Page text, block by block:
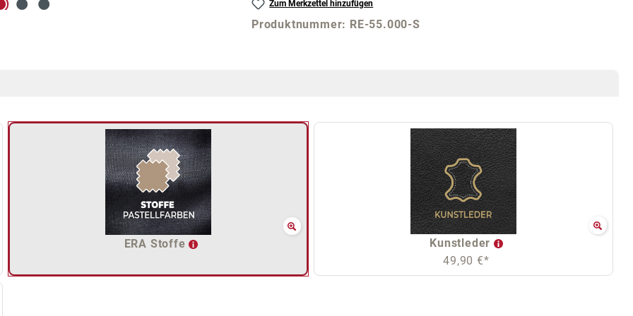
Zum Merkzettel hinzufügen
Produktnummer: RE-55.000-S
ERA Stoffe
Kunstleder
49,90 €*